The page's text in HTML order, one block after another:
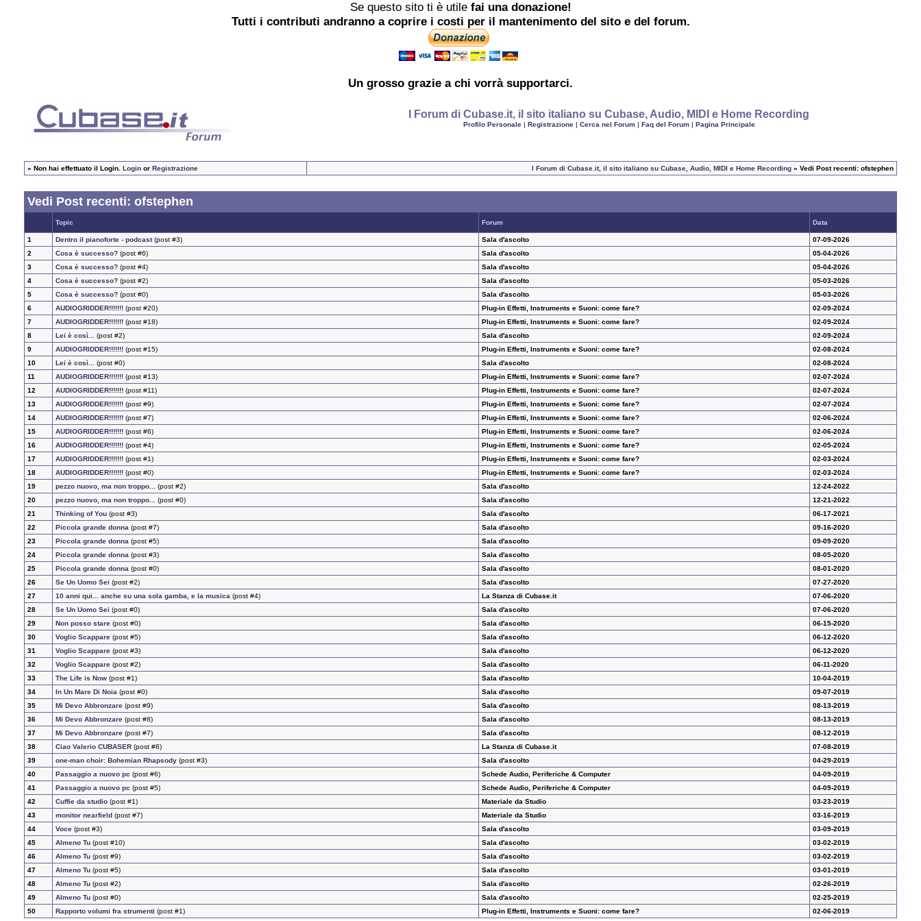
Se questo sito ti è utile fai una donazione!
Tutti i contributi andranno a coprire i costi per il mantenimento del sito e del forum.
Un grosso grazie a chi vorrà supportarci.
I Forum di Cubase.it, il sito italiano su Cubase, Audio, MIDI e Home Recording
Profilo Personale| Registrazione| Cerca nel Forum| Faq del Forum| Pagina Principale
» Non hai effettuato il Login. Login or Registrazione I Forum di Cubase.it, il sito italiano su Cubase, Audio, MIDI e Home Recording » Vedi Post recenti: ofstephen
Vedi Post recenti: ofstephen
Topic Forum Data
1 Dentro il pianoforte - podcast(post #3) Sala d'ascolto
07-09-2026
2
Cosa è successo? (post #6) Sala d'ascolto
05-04-2026
3
Cosa è successo? (post #4) Sala d'ascolto
05-04-2026
4
Cosa è successo? (post #2) Sala d'ascolto
05-03-2026
5
Cosa è successo? (post #0) Sala d'ascolto
05-03-2026
6
AUDIOGRIDDER!!!!!!! (post #20) Plug-in Effetti, Instruments e Suoni: come fare?
02-09-2024
7
AUDIOGRIDDER!!!!!!! (post #18) Plug-in Effetti, Instruments e Suoni: come fare?
02-09-2024
8
Lei è così... (post #2) Sala d'ascolto
02-09-2024
9
AUDIOGRIDDER!!!!!!! (post #15) Plug-in Effetti, Instruments e Suoni: come fare?
02-08-2024
10
Lei è così... (post #0) Sala d'ascolto
02-08-2024
11
AUDIOGRIDDER!!!!!!! (post #13) Plug-in Effetti, Instruments e Suoni: come fare?
02-07-2024
12
AUDIOGRIDDER!!!!!!! (post #11) Plug-in Effetti, Instruments e Suoni: come fare?
02-07-2024
13
AUDIOGRIDDER!!!!!!! (post #9) Plug-in Effetti, Instruments e Suoni: come fare?
02-07-2024
14
AUDIOGRIDDER!!!!!!! (post #7) Plug-in Effetti, Instruments e Suoni: come fare?
02-06-2024
15
AUDIOGRIDDER!!!!!!! (post #6) Plug-in Effetti, Instruments e Suoni: come fare?
02-06-2024
16
AUDIOGRIDDER!!!!!!! (post #4) Plug-in Effetti, Instruments e Suoni: come fare?
02-05-2024
17
AUDIOGRIDDER!!!!!!! (post #1) Plug-in Effetti, Instruments e Suoni: come fare?
02-03-2024
18
AUDIOGRIDDER!!!!!!! (post #0) Plug-in Effetti, Instruments e Suoni: come fare?
02-03-2024
19
pezzo nuovo, ma non troppo... (post #2) Sala d'ascolto
12-24-2022
20
pezzo nuovo, ma non troppo... (post #0) Sala d'ascolto
12-21-2022
21
Thinking of You (post #3) Sala d'ascolto
06-17-2021
22
Piccola grande donna (post #7) Sala d'ascolto
09-16-2020
23
Piccola grande donna (post #5) Sala d'ascolto
09-09-2020
24
Piccola grande donna (post #3) Sala d'ascolto
08-05-2020
25
Piccola grande donna (post #0) Sala d'ascolto
08-01-2020
26
Se Un Uomo Sei (post #2) Sala d'ascolto
07-27-2020
27
10 anni qui... anche su una sola gamba, e la musica (post #4) La Stanza di Cubase.it
07-06-2020
28
Se Un Uomo Sei (post #0) Sala d'ascolto
07-06-2020
29
Non posso stare (post #0) Sala d'ascolto
06-15-2020
30
Voglio Scappare (post #5) Sala d'ascolto
06-12-2020
31
Voglio Scappare (post #3) Sala d'ascolto
06-12-2020
32
Voglio Scappare (post #2) Sala d'ascolto
06-11-2020
33
The Life is Now (post #1) Sala d'ascolto
10-04-2019
34
In Un Mare Di Noia (post #0) Sala d'ascolto
09-07-2019
35
Mi Devo Abbronzare (post #9) Sala d'ascolto
08-13-2019
36
Mi Devo Abbronzare (post #8) Sala d'ascolto
08-13-2019
37
Mi Devo Abbronzare (post #7) Sala d'ascolto
08-12-2019
38
Ciao Valerio CUBASER (post #8) La Stanza di Cubase.it
07-08-2019
39
one-man choir: Bohemian Rhapsody (post #3) Sala d'ascolto
04-29-2019
40
Passaggio a nuovo pc (post #6) Schede Audio, Periferiche & Computer
04-09-2019
41
Passaggio a nuovo pc (post #5) Schede Audio, Periferiche & Computer
04-09-2019
42
Cuffie da studio (post #1) Materiale da Studio
03-23-2019
43
monitor nearfield (post #7) Materiale da Studio
03-16-2019
44
Voce (post #3) Sala d'ascolto
03-09-2019
45
Almeno Tu (post #10) Sala d'ascolto
03-02-2019
46
Almeno Tu (post #9) Sala d'ascolto
03-02-2019
47
Almeno Tu (post #5) Sala d'ascolto
03-01-2019
48
Almeno Tu (post #2) Sala d'ascolto
02-26-2019
49
Almeno Tu (post #0) Sala d'ascolto
02-25-2019
50
Rapporto volumi fra strumenti (post #1) Plug-in Effetti, Instruments e Suoni: come fare? 02-06-2019